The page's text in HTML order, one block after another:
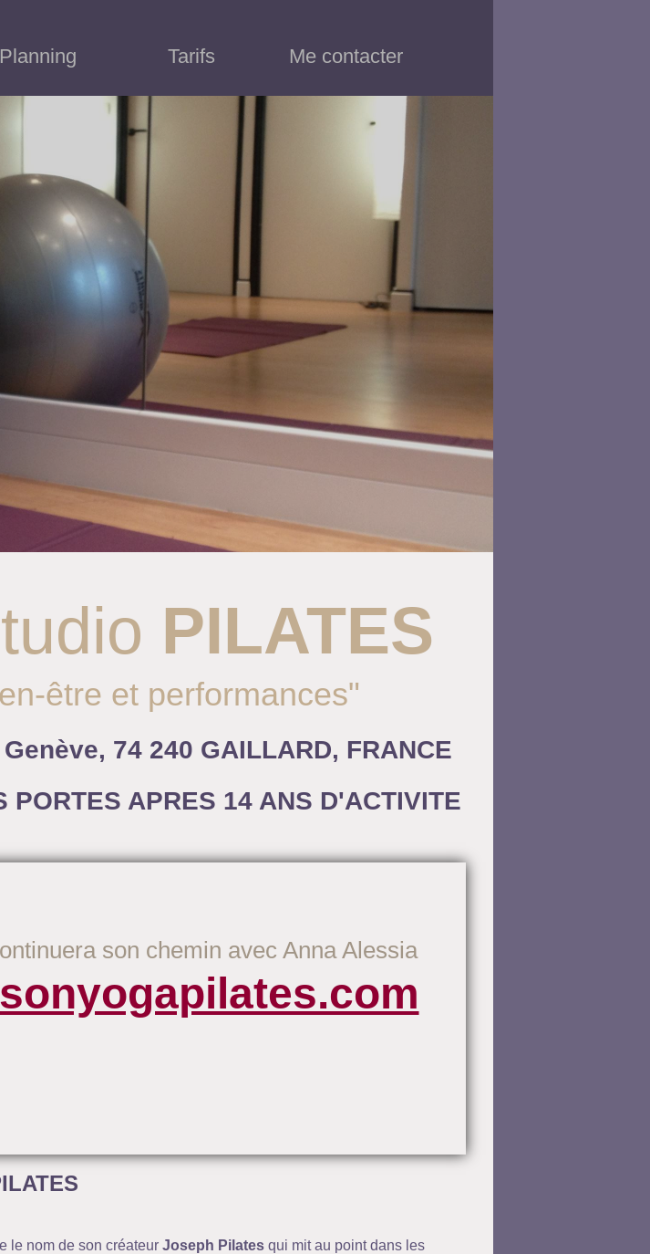
Planning Tarifs Me contacter
PILATES
être et performances"
74 240 GAILLARD, FRANCE
PORTES APRES 14 ANS D'ACTIVITE
son chemin avec Anna Alessia
le nom de son créateur Joseph Pilates qui mit au point dans les